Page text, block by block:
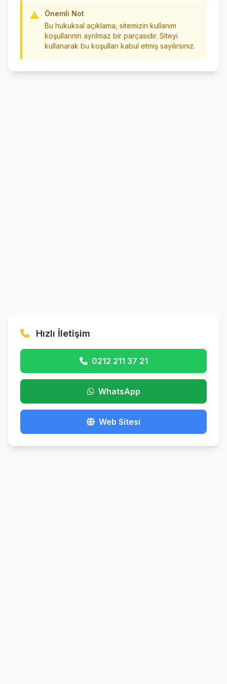
Önemli Not
Bu hukuksal açıklama, sitemizin kullanım
koşullarının ayrılmaz bir parçasıdır. Siteyi
kullanarak bu koşulları kabul etmiş sayılırsınız.
Hızlı İletişim
0212 211 37 21
WhatsApp
Web Sitesi